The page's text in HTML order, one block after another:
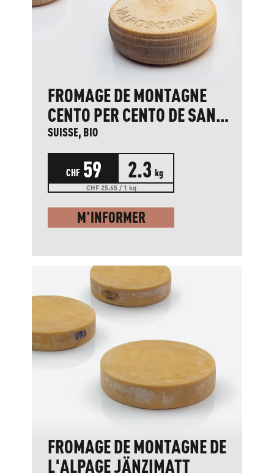
FROMAGE DE MONTAGNE
CENTO PER CENTO DE SAN
CARLO
SUISSE, BIO
CHF 59 2.3 kg
CHF 25.65 / 1 kg
M'INFORMER
FROMAGE DE MONTAGNE DE
L'ALPAGE JÄNZIMATT